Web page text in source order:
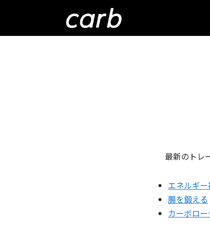
最新のトレ
エネルギ
腸を鍛える
カーボロ